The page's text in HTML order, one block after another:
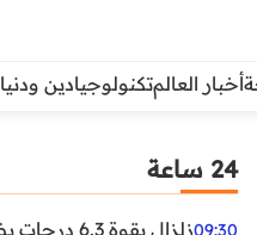
أخبار العالمتكنولوجيادين ودنيا
24 ساعة
زلزال بقوة 6.3 درجات يضرب جنوب الفلبين.. ولا تحذير من تسونامي حتى الآن